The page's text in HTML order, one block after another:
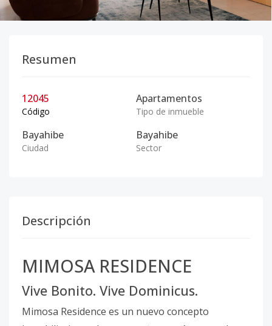
Resumen
12045
Código
Apartamentos
Tipo de inmueble
Bayahibe
Ciudad
Bayahibe
Sector
Descripción
MIMOSA RESIDENCE
Vive Bonito. Vive Dominicus.
Mimosa Residence es un nuevo concepto